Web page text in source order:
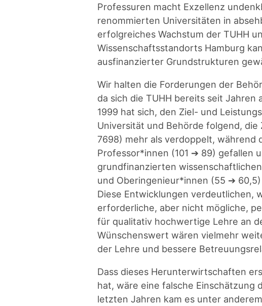
Professuren macht Exzellenz
renommierten Universitäten in
erfolgreiches Wachstum der TUHH
Wissenschaftsstandorts Hamburg
ausfinanzierter Grundstrukturen
Wir halten die Forderungen der
da sich die TUHH bereits seit
1999 hat sich, den Ziel- und
Universität und Behörde folgend,
7698) mehr als verdoppelt, während
Professor*innen (101 ➔ 89) gefallen
grundfinanzierten
und Oberingenieur*innen (55 ➔
Diese Entwicklungen verdeutlichen,
erforderliche, aber nicht mögliche,
für qualitativ hochwertige Lehre an
Wünschenswert wären vielmehr
der Lehre und bessere
Dass dieses Herunterwirtschaften
hat, wäre eine falsche Einschätzung
letzten Jahren kam es unter